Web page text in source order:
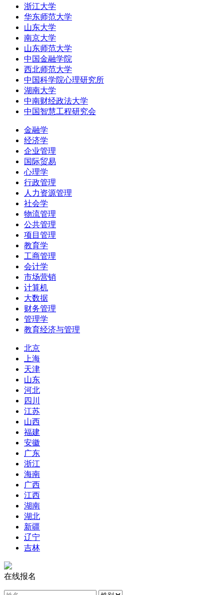
浙江大学
华东师范大学
山东大学
南京大学
山东师范大学
中国金融学院
西北师范大学
中国科学院心理研究所
湖南大学
中南财经政法大学
中国智慧工程研究会
金融学
经济学
企业管理
国际贸易
心理学
行政管理
人力资源管理
社会学
物流管理
公共管理
项目管理
教育学
工商管理
会计学
市场营销
计算机
大数据
财务管理
管理学
教育经济与管理
北京
上海
天津
山东
河北
四川
江苏
山西
福建
安徽
广东
浙江
海南
广西
江西
湖南
湖北
新疆
辽宁
吉林
在线报名